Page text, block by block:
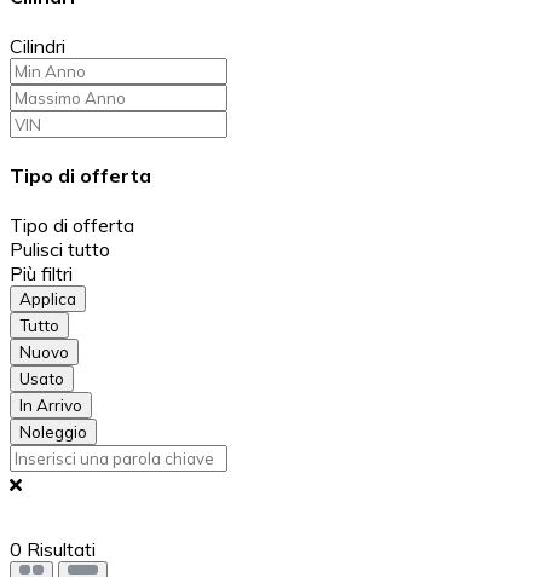
Cilindri
Tipo di offerta
Tipo di offerta
Pulisci tutto
Più filtri
Applica
Tutto
Nuovo
Usato
In Arrivo
Noleggio
0 Risultati